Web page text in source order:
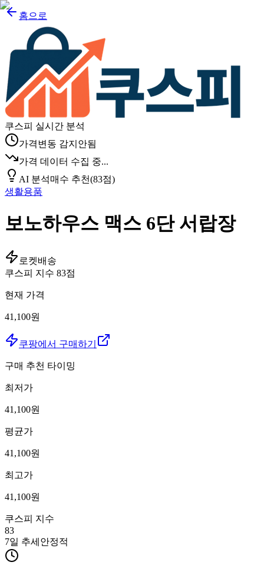
홈으로
쿠스피 실시간 분석
가격변동 감지안됨
가격 데이터 수집 중...
AI 분석매수 추천(83점)
생활용품
보노하우스 맥스 6단 서랍장
로켓배송
쿠스피 지수 83점
현재 가격
41,100원
쿠팡에서 구매하기
구매 추천 타이밍
최저가
41,100원
평균가
41,100원
최고가
41,100원
쿠스피 지수
83
7일 추세 안정적